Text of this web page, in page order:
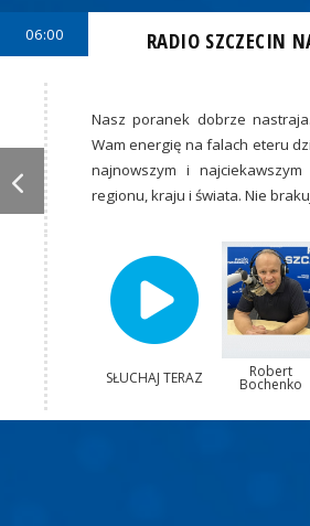
06:00 RADIO SZCZECIN
Nasz poranek dobrze
Wam energię na falach eteru
najnowszym i
regionu, kraju i świata. Nie
SŁUCHAJ TERAZ Robert
Bochenko